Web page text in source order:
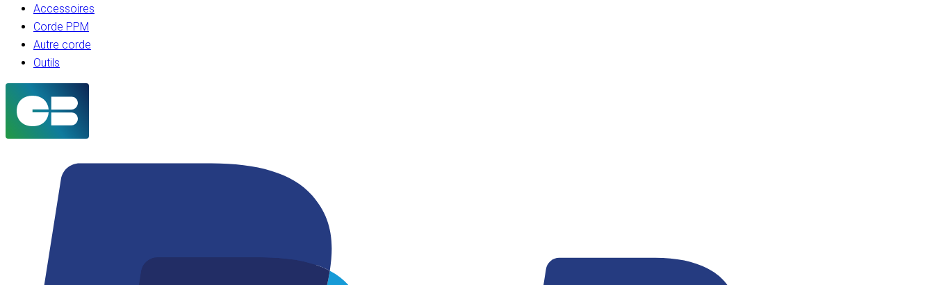
Accessoires
Corde PPM
Autre corde
Outils